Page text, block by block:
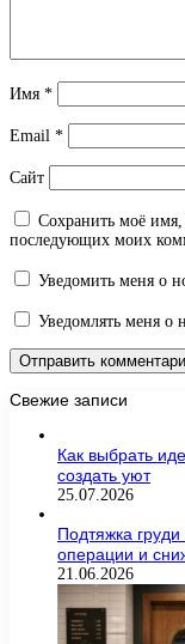
Имя *
Email *
Сайт
Сохранить моё имя,
последующих моих
Уведомить меня о
Уведомлять меня о
Свежие записи
Как выбрать
создать уют
25.07.2026
Подтяжка
операции и
21.06.2026